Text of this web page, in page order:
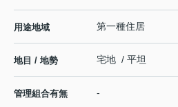
用途地域 第一種住居
地目 / 地勢 宅地 / 平坦
管理組合有無 -